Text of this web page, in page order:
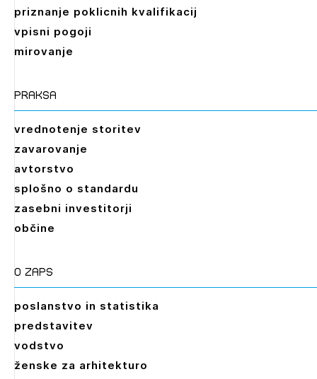
priznanje poklicnih kvalifikacij
vpisni pogoji
mirovanje
praksa
vrednotenje storitev
zavarovanje
avtorstvo
splošno o standardu
zasebni investitorji
občine
O zaps
poslanstvo in statistika
predstavitev
vodstvo
ženske za arhitekturo